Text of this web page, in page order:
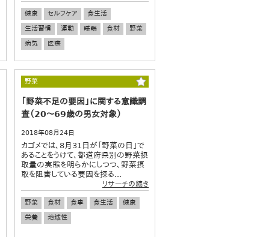
健康 セルフケア
食生活
生活習慣
運動 睡眠 食材
野菜
病気
医療
野菜
「野菜不足の要因」に関する意識調
査（20～69歳の男女対象）
2018年08月24日
カゴメでは、8月31日が「野菜の日」で
あることをうけて、都道府県別の野菜摂
取量の実態を明らかにしつつ、野菜摂
取を阻害している要因を探る...
リサーチの続き
野菜 食材 食事 食生活
健康
栄養
地域性